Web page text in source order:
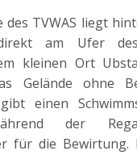
des TVWAS liegt
am Ufer
kleinen Ort
Gelände ohne
einen
der
für die Bewirtung.